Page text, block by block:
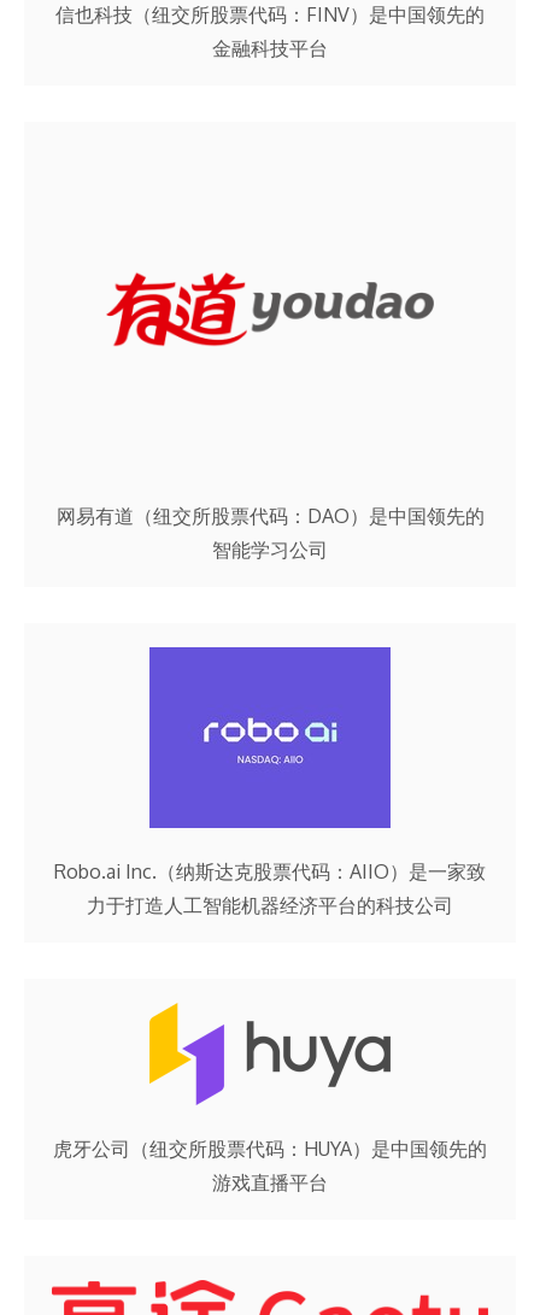
信也科技（纽交所股票代码：FINV）是中国领先的
金融科技平台
网易有道（纽交所股票代码：DAO）是中国领先的
智能学习公司
Robo.ai Inc.（纳斯达克股票代码：AIIO）是一家致
力于打造人工智能机器经济平台的科技公司
虎牙公司（纽交所股票代码：HUYA）是中国领先的
游戏直播平台